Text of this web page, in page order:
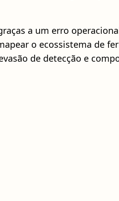
a um erro
o ecossistema de
de detecção e